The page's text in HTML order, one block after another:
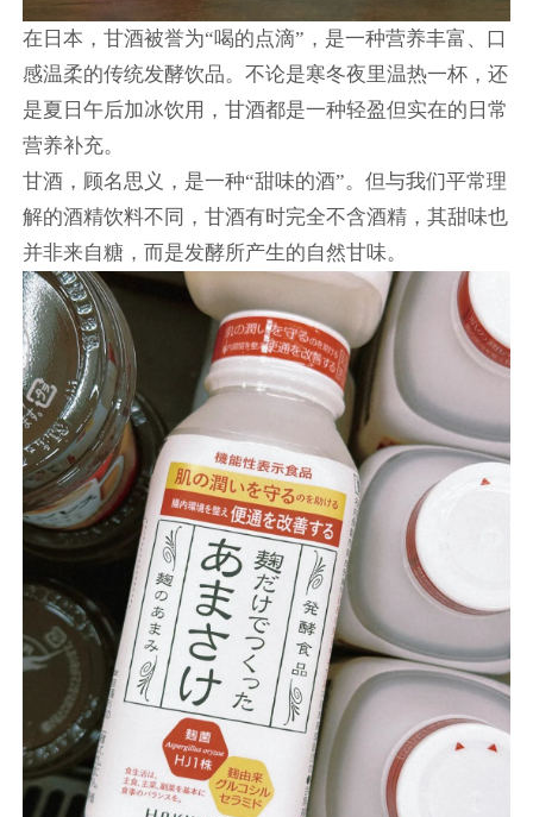
在日本，甘酒被誉为“喝的点滴”，是一种营养丰富、口
感温柔的传统发酵饮品。不论是寒冬夜里温热一杯，还
是夏日午后加冰饮用，甘酒都是一种轻盈但实在的日常
营养补充。
甘酒，顾名思义，是一种“甜味的酒”。但与我们平常理
解的酒精饮料不同，甘酒有时完全不含酒精，其甜味也
并非来自糖，而是发酵所产生的自然甘味。